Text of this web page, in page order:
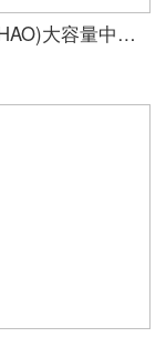
爱好(AIHAO)大容量中性笔0.5速干笔黑色全针管速干直液式走珠笔碳素笔办公商务签字笔RP3020